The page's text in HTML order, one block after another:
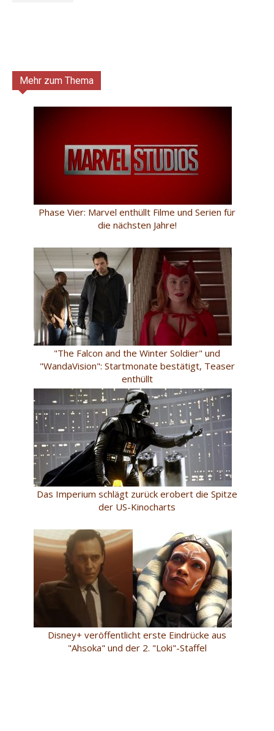
Mehr zum Thema
Phase Vier: Marvel enthüllt Filme und Serien für
die nächsten Jahre!
"The Falcon and the Winter Soldier" und
"WandaVision": Startmonate bestätigt, Teaser
enthüllt
Das Imperium schlägt zurück erobert die Spitze
der US-Kinocharts
Disney+ veröffentlicht erste Eindrücke aus
"Ahsoka" und der 2. "Loki"-Staffel